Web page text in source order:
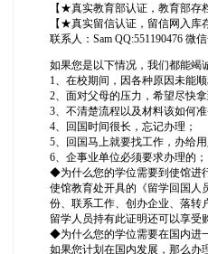
【★真实教育部认证，教育部存
【★真实留信认证，留信网入库
联系人：Sam QQ:551190476 微
如果您是以下情况，我们都能竭
1、在校期间，因各种原因未能
2、面对父母的压力，希望尽快拿
3、不清楚流程以及材料该如何准
4、回国时间很长，忘记办理；
5、回国马上就要找工作，办给用
6、企事业单位必须要求办理的；
◆为什么您的学位需要到使馆进
使馆教育处开具的《留学回国人
份、联系工作、创办企业、落转
留学人员持有此证明还可以享受
◆为什么您的学位需要在国内进
如果您计划在国内发展，那么办